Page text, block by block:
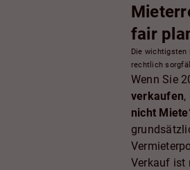
fair
Die wichtigsten
rechtlich
Wenn Sie
verkaufen,
nicht
Verkauf ist